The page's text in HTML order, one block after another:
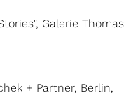
Galerie Thomas
+ Partner, Berlin,